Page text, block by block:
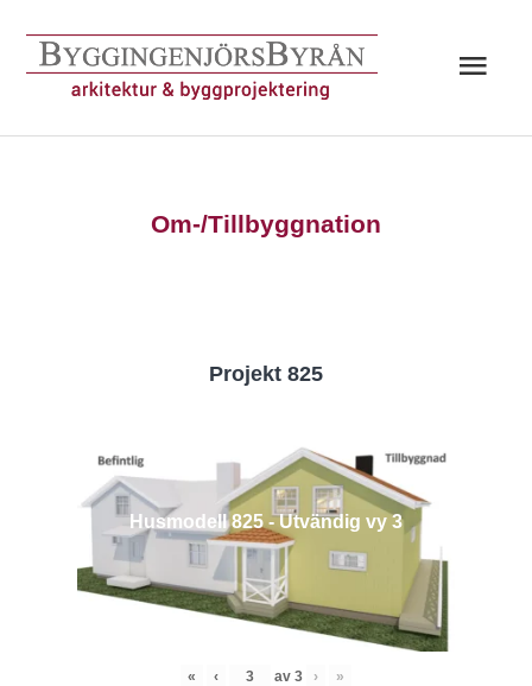
innehåll
Om-/Tillbyggnation
Projekt 825
Husmodell 825 - Utvändig vy 3
« ‹ av 3 › »